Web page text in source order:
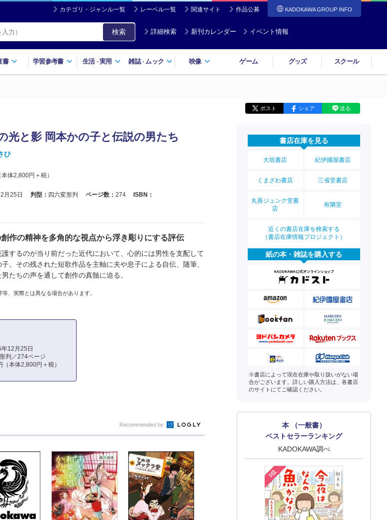
カテゴリ・ジャンル一覧 レーベル一覧 関連サイト 作品公募 KADOKAWA GROUP INFO
検索 詳細検索 新刊カレンダー イベント情報
書 学習参考書 生活・実用 雑誌・ ムック 映像 ゲーム グッズ スクール
ポスト シェア 送る
光と影 岡本かの子と伝説の男たち
ひ
本体2,800円＋税）
月25日 判型： 四六変形判 ページ数： 274
ISBN：
作の精神を多角的な視点から浮き彫りにする評伝
するのが当り前だった近代において、心的には男性を支配して
。その残された短歌作品を主軸に夫や息子による自伝、随筆、
たちの声を通して創作の真髄に迫る。
、実際とは異なる場合があります。
12月25日
判／274ページ
本体2,800円＋税）
書店在庫を見る
大垣書店 紀伊國屋書店
くまざわ書店 三省堂書店
丸善ジュンク堂書
店
有隣堂
近くの書店在庫を検索する
（書店在庫情報プロジェクト）
紙の本・雑誌を購入する
※書店によって現在在庫や取り扱いがない場
合がございます。詳しい購入方法は、各書店
のサイトにてご確認ください。
本 （一般書）
ベストセラーランキング
KADOKAWA調べ
1位
Recommended by